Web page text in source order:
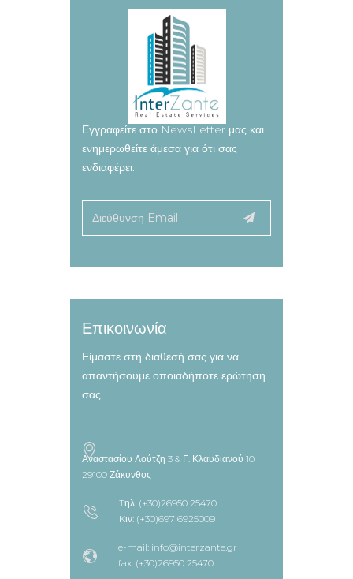
Εγγραφείτε στο NewsLetter μας και
ενημερωθείτε άμεσα για ότι σας
ενδιαφέρει.
Επικοινωνία
Είμαστε στη διαθεσή σας για να
απαντήσουμε οποιαδήποτε ερώτηση
σας.
Αναστασίου Λούτζη 3 & Γ. Κλαυδιανού 10
29100 Ζάκυνθος
Tηλ: (+30)26950 25470
Kιν: (+30)697 6925009
e-mail: info@interzante.gr
fax: (+30)26950 25470